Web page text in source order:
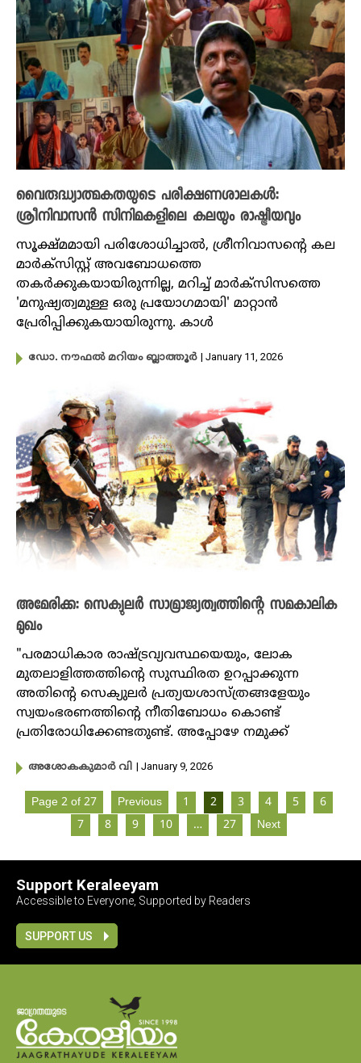
വൈരുദ്ധ്യാത്മകതയുടെ പരീക്ഷണശാലകൾ:
ശ്രീനിവാസൻ സിനിമകളിലെ കലയും രാഷ്ട്രീയവും
സൂക്ഷ്മമായി പരിശോധിച്ചാൽ, ശ്രീനിവാസന്റെ കല
മാർക്സിസ്റ്റ് അവബോധത്തെ
തകർക്കുകയായിരുന്നില്ല, മറിച്ച് മാർക്സിസത്തെ
'മനുഷ്യത്വമുള്ള ഒരു പ്രയോഗമായി' മാറ്റാൻ
പ്രേരിപ്പിക്കുകയായിരുന്നു. കാൾ
ഡോ. നൗഫൽ മറിയം ബ്ലാത്തൂർ | January 11, 2026
അമേരിക്ക: സെക്യുലർ സാമ്രാജ്യത്വത്തിന്റെ സമകാലിക
മുഖം
"പരമാധികാര രാഷ്ട്രവ്യവസ്ഥയെയും, ലോക
മുതലാളിത്തത്തിൻ്റെ സുസ്ഥിരത ഉറപ്പാക്കുന്ന
അതിൻ്റെ സെക്യുലർ പ്രത്യയശാസ്ത്രങ്ങളേയും
സ്വയംഭരണത്തിൻ്റെ നീതിബോധം കൊണ്ട്
പ്രതിരോധിക്കേണ്ടതുണ്ട്. അപ്പോഴേ നമുക്ക്
അശോകകുമാർ വി | January 9, 2026
Page 2 of 27 Previous 1 2 3 4 5
6
7
8 9 10 … 27 Next
Support Keraleeyam
Accessible to Everyone, Supported by Readers
SUPPORT US